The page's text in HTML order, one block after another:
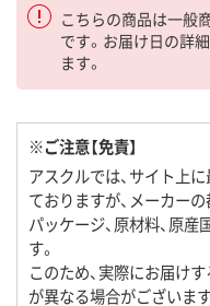
こちらの商品は一般
です。お届け日の詳
ます。
※ご注意【免責】
アスクルでは、サイト上
ておりますが、メーカーの
パッケージ、原材料、原
す。
このため、実際にお届け
が異なる場合がございま